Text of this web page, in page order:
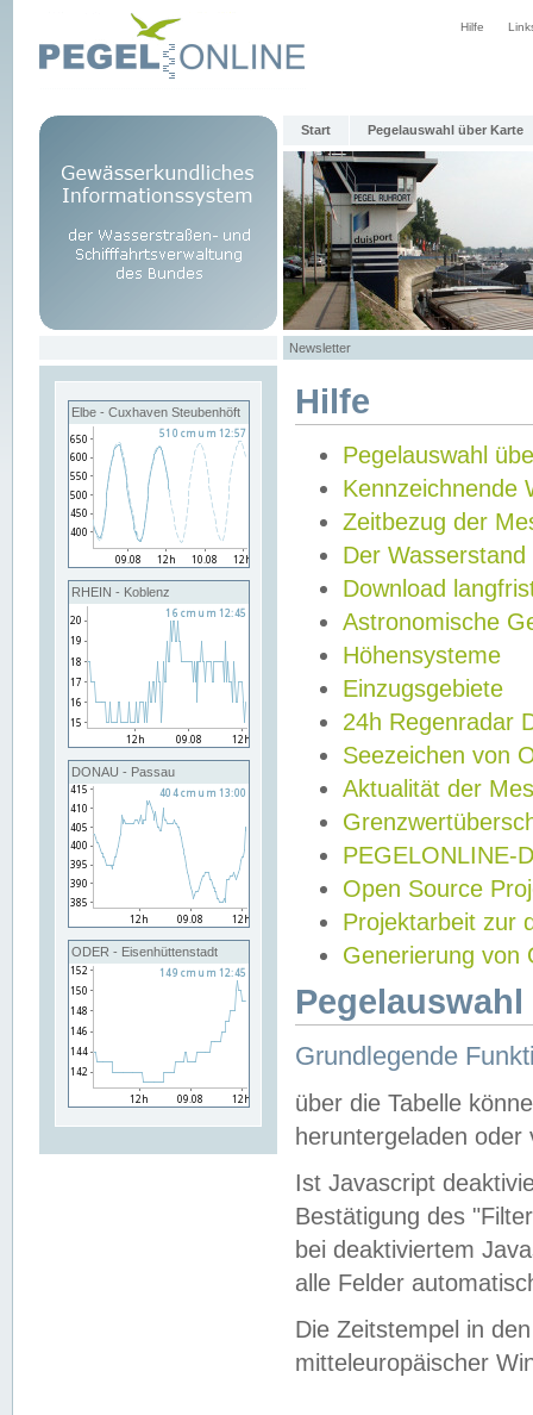
Hilfe
Start Pegelauswahl über Karte
Newsletter
Elbe - Cuxhaven Steubenhöft
RHEIN - Koblenz
DONAU - Passau
ODER - Eisenhüttenstadt
Hilfe
Pegelauswahl
Kennzeichnende
Zeitbezug der
Der Wasserstand
Download
Astronomische
Höhensysteme
Einzugsgebiete
24h Regenradar
Seezeichen von
Aktualität der
PEGELONLINE-
Open Source
Projektarbeit zur
Generierung von
Grundlegende
über die Tabelle
heruntergeladen oder
Ist Javascript
Bestätigung des
bei deaktiviertem
alle Felder
Die Zeitstempel in
mitteleuropäischer